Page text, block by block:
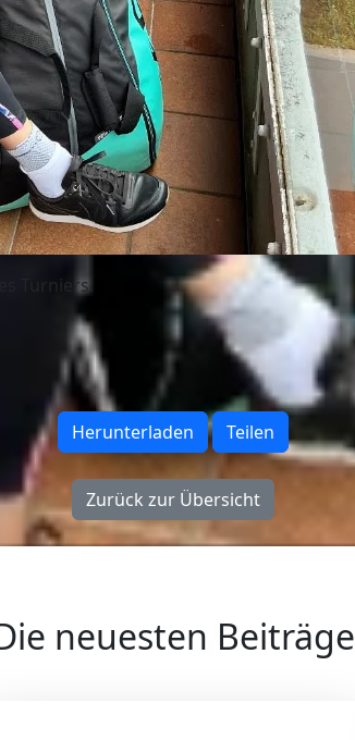
Turniers.
Herunterladen Teilen
Zurück zur Übersicht
neuesten Beiträge